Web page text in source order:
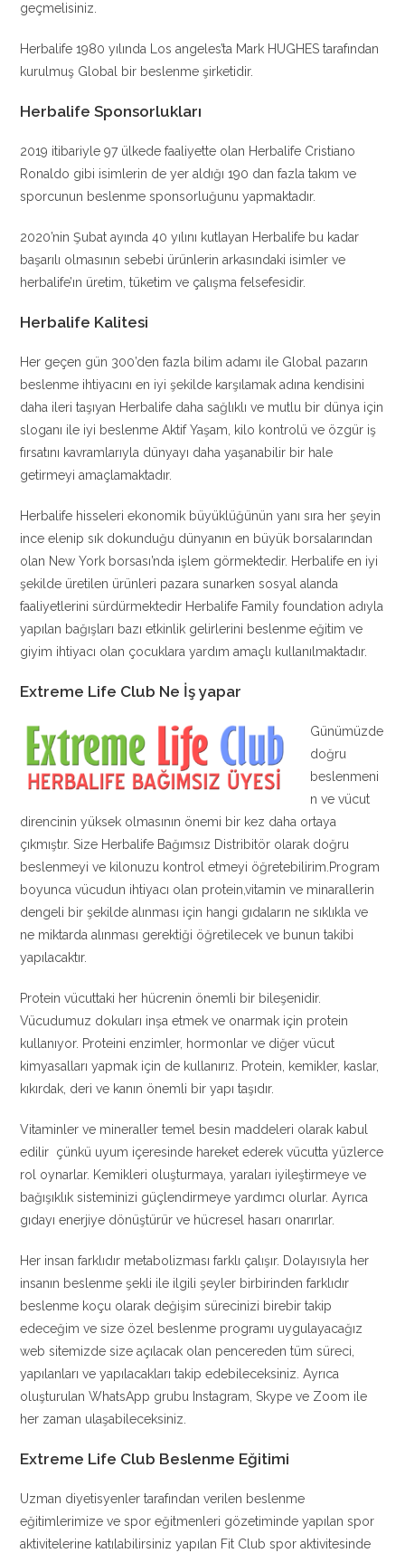
geçmelisiniz.
Herbalife 1980 yılında Los angeles’ta Mark HUGHES tarafından
kurulmuş Global bir beslenme şirketidir.
Herbalife Sponsorlukları
2019 itibariyle 97 ülkede faaliyette olan Herbalife Cristiano
Ronaldo gibi isimlerin de yer aldığı 190 dan fazla takım ve
sporcunun beslenme sponsorluğunu yapmaktadır.
2020’nin Şubat ayında 40 yılını kutlayan Herbalife bu kadar
başarılı olmasının sebebi ürünlerin arkasındaki isimler ve
herbalife’ın üretim, tüketim ve çalışma felsefesidir.
Herbalife Kalitesi
Her geçen gün 300’den fazla bilim adamı ile Global pazarın
beslenme ihtiyacını en iyi şekilde karşılamak adına kendisini
daha ileri taşıyan Herbalife daha sağlıklı ve mutlu bir dünya için
sloganı ile iyi beslenme Aktif Yaşam, kilo kontrolü ve özgür iş
fırsatını kavramlarıyla dünyayı daha yaşanabilir bir hale
getirmeyi amaçlamaktadır.
Herbalife hisseleri ekonomik büyüklüğünün yanı sıra her şeyin
ince elenip sık dokunduğu dünyanın en büyük borsalarından
olan New York borsası’nda işlem görmektedir. Herbalife en iyi
şekilde üretilen ürünleri pazara sunarken sosyal alanda
faaliyetlerini sürdürmektedir Herbalife Family foundation adıyla
yapılan bağışları bazı etkinlik gelirlerini beslenme eğitim ve
giyim ihtiyacı olan çocuklara yardım amaçlı kullanılmaktadır.
Extreme Life Club Ne İş yapar
Günümüzde
doğru
beslenmeni
n ve vücut
direncinin yüksek olmasının önemi bir kez daha ortaya
çıkmıştır. Size Herbalife Bağımsız Distribitör olarak doğru
beslenmeyi ve kilonuzu kontrol etmeyi öğretebilirim.Program
boyunca vücudun ihtiyacı olan protein,vitamin ve minarallerin
dengeli bir şekilde alınması için hangi gıdaların ne sıklıkla ve
ne miktarda alınması gerektiği öğretilecek ve bunun takibi
yapılacaktır.
Protein vücuttaki her hücrenin önemli bir bileşenidir.
Vücudumuz dokuları inşa etmek ve onarmak için protein
kullanıyor. Proteini enzimler, hormonlar ve diğer vücut
kimyasalları yapmak için de kullanırız. Protein, kemikler, kaslar,
kıkırdak, deri ve kanın önemli bir yapı taşıdır.
Vitaminler ve mineraller temel besin maddeleri olarak kabul
edilir çünkü uyum içeresinde hareket ederek vücutta yüzlerce
rol oynarlar. Kemikleri oluşturmaya, yaraları iyileştirmeye ve
bağışıklık sisteminizi güçlendirmeye yardımcı olurlar. Ayrıca
gıdayı enerjiye dönüştürür ve hücresel hasarı onarırlar.
Her insan farklıdır metabolizması farklı çalışır. Dolayısıyla her
insanın beslenme şekli ile ilgili şeyler birbirinden farklıdır
beslenme koçu olarak değişim sürecinizi birebir takip
edeceğim ve size özel beslenme programı uygulayacağız
web sitemizde size açılacak olan pencereden tüm süreci,
yapılanları ve yapılacakları takip edebileceksiniz. Ayrıca
oluşturulan WhatsApp grubu Instagram, Skype ve Zoom ile
her zaman ulaşabileceksiniz.
Extreme Life Club Beslenme Eğitimi
Uzman diyetisyenler tarafından verilen beslenme
eğitimlerimize ve spor eğitmenleri gözetiminde yapılan spor
aktivitelerine katılabilirsiniz yapılan Fit Club spor aktivitesinde